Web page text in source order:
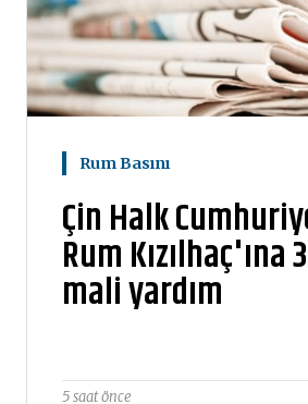
Rum Basını
Çin Halk
Rum Kızılhaç'ına
mali yardım
5 saat önce